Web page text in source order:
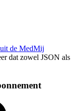
de MedMij
dat zowel JSON als